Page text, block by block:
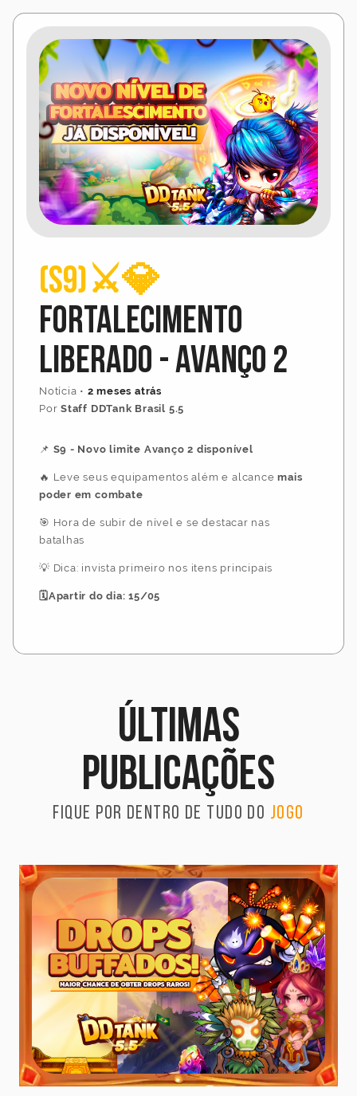
(S9)⚔️💎
Fortalecimento
Liberado - Avanço 2
Notícia • 2 meses atrás
PorStaff DDTank Brasil 5.5
📌 S9 - Novo limite Avanço 2 disponível
🔥 Leve seus equipamentos além e alcancemais
poder em combate
🎯 Hora de subir de nível e se destacar nas
batalhas
💡 Dica: invista primeiro nos itens principais
🗓️Apartir do dia: 15/05
Últimas
publicações
Fique por dentro de tudo do jogo